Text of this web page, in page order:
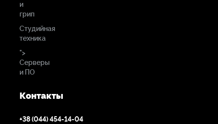
и
грип
Студийная
техника
">
Серверы
и ПО
Контакты
+38 (044) 454-14-04